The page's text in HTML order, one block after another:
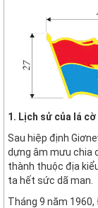
1. Lịch sử của lá
Sau hiệp định
dựng âm mưu chia
thành thuộc địa
ta hết sức dã man.
Tháng 9 năm